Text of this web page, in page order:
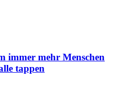
immer mehr Menschen
tappen